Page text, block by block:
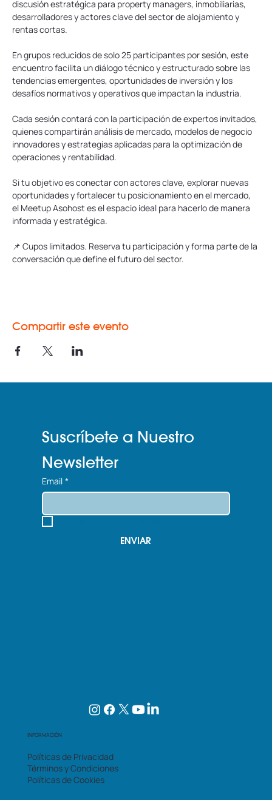
discusión estratégica para property managers, inmobiliarias,
desarrolladores y actores clave del sector de alojamiento y
rentas cortas.
En grupos reducidos de solo 25 participantes por sesión, este
encuentro facilita un diálogo técnico y estructurado sobre las
tendencias emergentes, oportunidades de inversión y los
desafíos normativos y operativos que impactan la industria.
Cada sesión contará con la participación de expertos invitados,
quienes compartirán análisis de mercado, modelos de negocio
innovadores y estrategias aplicadas para la optimización de
operaciones y rentabilidad.
Si tu objetivo es conectar con actores clave, explorar nuevas
oportunidades y fortalecer tu posicionamiento en el mercado,
el Meetup Asohost es el espacio ideal para hacerlo de manera
informada y estratégica.
📌 Cupos limitados. Reserva tu participación y forma parte de la
conversación que define el futuro del sector.
Compartir este evento
Suscríbete a Nuestro
Newsletter
Email *
ENVIAR
INFORMACIÓN
Políticas de Privacidad
Términos y Condiciones
Políticas de Cookies